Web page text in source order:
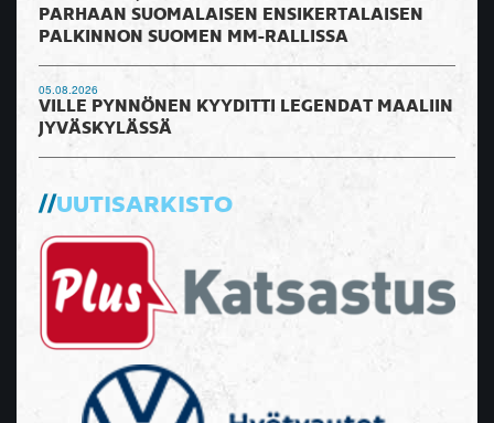
PARHAAN SUOMALAISEN ENSIKERTALAISEN
PALKINNON SUOMEN MM-RALLISSA
05.08.2026
VILLE PYNNÖNEN KYYDITTI LEGENDAT MAALIIN
JYVÄSKYLÄSSÄ
UUTISARKISTO